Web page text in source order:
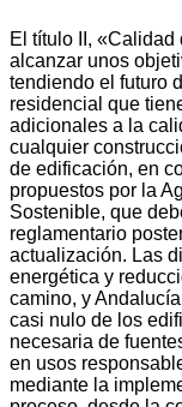
El título II,
alcanzar unos
tendiendo el futuro
residencial que
adicionales a la
cualquier
de edificación, en
propuestos por la
Sostenible, que
reglamentario
actualización. Las
energética y
camino, y
casi nulo de los
necesaria de
en usos
mediante la